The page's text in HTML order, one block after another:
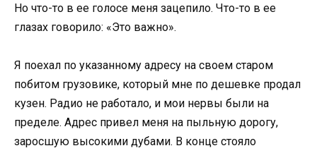
Но что-то в ее голосе меня зацепило. Что-то в ее
глазах говорило: «Это важно».
Я поехал по указанному адресу на своем старом
побитом грузовике, который мне по дешевке продал
кузен. Радио не работало, и мои нервы были на
пределе. Адрес привел меня на пыльную дорогу,
заросшую высокими дубами. В конце стояло